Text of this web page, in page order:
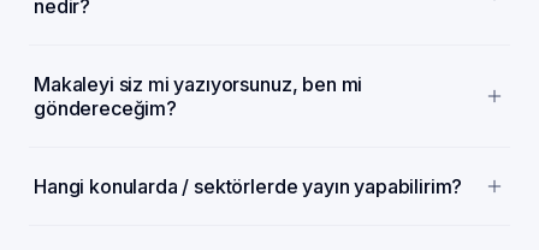
nedir?
Makaleyi siz mi yazıyorsunuz, ben mi
göndereceğim?
Hangi konularda / sektörlerde yayın yapabilirim?